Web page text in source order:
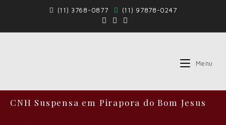
(11) 3768-0877 (11) 97878-0247
Menu
CNH Suspensa em Pirapora do Bom Jesus